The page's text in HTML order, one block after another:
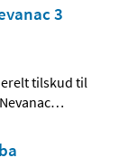
3
tilskud til
…